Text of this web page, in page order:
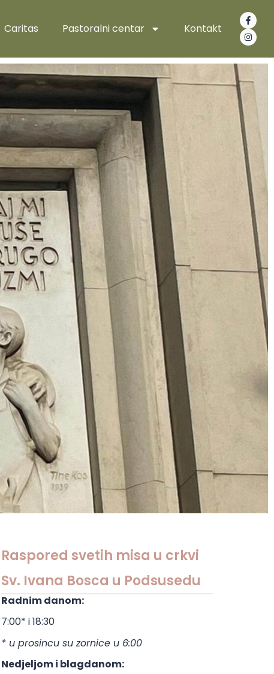
Caritas Pastoralni centar Kontakt
Raspored svetih misa u crkvi
Sv. Ivana Bosca u Podsusedu
Radnim danom:
7:00* i 18:30
* u prosincu su zornice u 6:00
Nedjeljom i blagdanom: